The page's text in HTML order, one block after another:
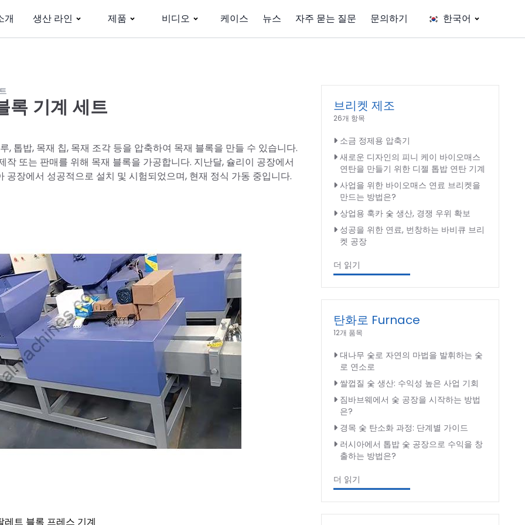
개 생산 라인 제품 비디오 케이스 뉴스 자주 묻는 질문 문의하기 한국어
록 기계 세트
톱밥, 목재 칩, 목재 조각 등을 압축하여 목재 블록을 만들 수 있습니다.
또는 판매를 위해 목재 블록을 가공합니다. 지난달, 슐리이 공장에서
장에서 성공적으로 설치 및 시험되었으며, 현재 정식 가동 중입니다.
레트 블록 프레스 기계
브리켓 제조
26개 항목
소금 정제용 압축기
새로운 디자인의 피니 케이 바이오매스
연탄을 만들기 위한 디젤 톱밥 연탄 기계
사업을 위한 바이오매스 연료 브리켓을
만드는 방법은?
상업용 훅카 숯 생산, 경쟁 우위 확보
성공을 위한 연료, 번창하는 바비큐 브리
켓 공장
더 읽기
탄화로 Furnace
12개 품목
대나무 숯로 자연의 마법을 발휘하는 숯
로 연소로
쌀껍질 숯 생산: 수익성 높은 사업 기회
짐바브웨에서 숯 공장을 시작하는 방법
은?
경목 숯 탄소화 과정: 단계별 가이드
러시아에서 톱밥 숯 공장으로 수익을 창
출하는 방법은?
더 읽기